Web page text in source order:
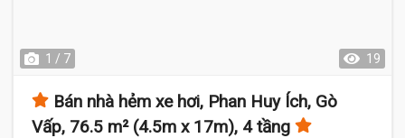
1 / 7 19
Bán nhà hẻm xe hơi, Phan Huy Ích, Gò
Vấp, 76.5 m² (4.5m x 17m), 4 tầng